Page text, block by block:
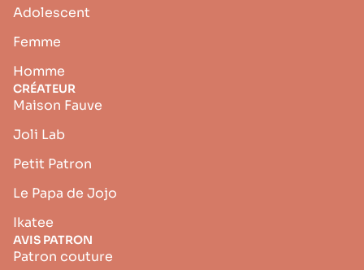
Adolescent
Femme
Homme
CRÉATEUR
Maison Fauve
Joli Lab
Petit Patron
Le Papa de Jojo
Ikatee
AVIS PATRON
Patron couture